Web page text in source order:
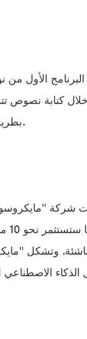
الأول من
خلال كتابة
بطريقة مفهومة، أو حتى تأليف قصيدة أو كلمات أغنية.
شركة
وتشكل